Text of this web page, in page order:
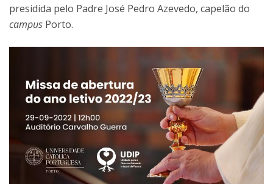
presidida pelo Padre José Pedro Azevedo, capelão do
campus Porto.